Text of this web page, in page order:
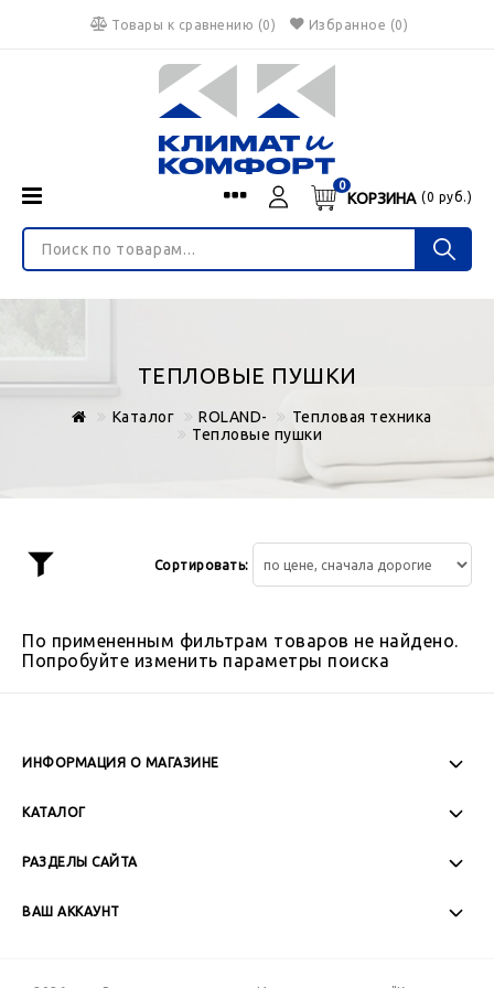
Товары к сравнению (0) Избранное (0)
Menu
Войти
€ $ руб.
КОРЗИНА
0
(0 руб.)
О нас
НЕ ЯВЛЯЕТСЯ ПУБЛИЧНОЙ ОФЕРТОЙ
Доставка и оплата
Блог
ТЕПЛОВЫЕ ПУШКИ
Каталог ROLAND-
Тепловая техника
Тепловые пушки
Сортировать:
По примененным фильтрам товаров не найдено.
Попробуйте изменить параметры поиска
ИНФОРМАЦИЯ О МАГАЗИНЕ
Сб-Вс: Выходной
КАТАЛОГ
РАЗДЕЛЫ САЙТА
ВАШ АККАУНТ